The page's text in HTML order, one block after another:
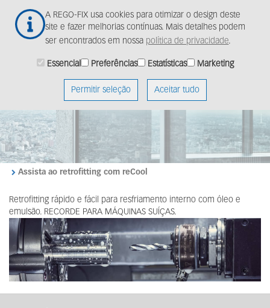
A REGO-FIX usa cookies para otimizar o design deste
site e fazer melhorias contínuas. Mais detalhes podem
ser encontrados em nossa política de privacidade.
Essencial Preferências Estatísticas Marketing
Permitir seleção Aceitar tudo
para
Assista ao retrofitting com reCool
Retrofitting rápido e fácil para resfriamento interno com óleo e
emulsão. RECORDE PARA MÁQUINAS SUÍÇAS.